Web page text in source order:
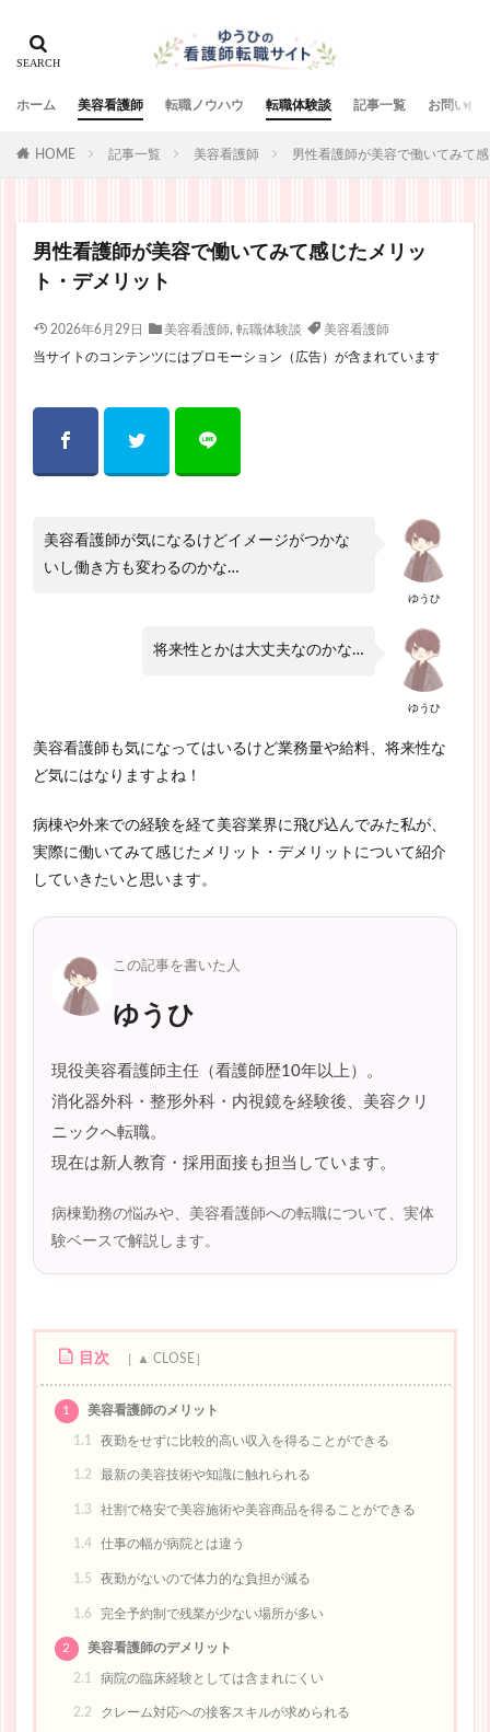
ホーム 美容看護師 転職ノウハウ 転職体験談 記事一覧 お問い合
HOME 記事一覧 美容看護師 男性看護師が美容で働いてみて
男性看護師が美容で働いてみて感じたメリッ
ト・デメリット
2026年6月29日 美容看護師, 転職体験談 美容看護師
当サイトのコンテンツにはプロモーション（広告）が含まれています
ゆうひ
美容看護師が気になるけどイメージがつかな
いし働き方も変わるのかな…
ゆうひ
将来性とかは大丈夫なのかな…
美容看護師も気になってはいるけど業務量や給料、将来性な
ど気にはなりますよね！
病棟や外来での経験を経て美容業界に飛び込んでみた私が、
実際に働いてみて感じたメリット・デメリットについて紹介
していきたいと思います。
この記事を書いた人
ゆうひ
現役美容看護師主任（看護師歴10年以上）。
消化器外科・整形外科・内視鏡を経験後、美容クリ
ニックへ転職。
現在は新人教育・採用面接も担当しています。
病棟勤務の悩みや、美容看護師への転職について、実体
験ベースで解説します。
目次
1 美容看護師のメリット
1.1 夜勤をせずに比較的高い収入を得ることができる
1.2 最新の美容技術や知識に触れられる
1.3 社割で格安で美容施術や美容商品を得ることができる
1.4 仕事の幅が病院とは違う
1.5 夜勤がないので体力的な負担が減る
1.6 完全予約制で残業が少ない場所が多い
2 美容看護師のデメリット
2.1 病院の臨床経験としては含まれにくい
2.2 クレーム対応への接客スキルが求められる